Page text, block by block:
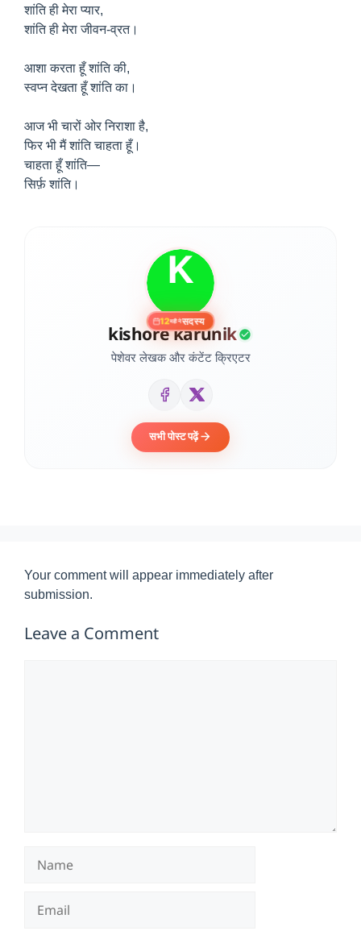
शांति ही मेरा प्यार,
शांति ही मेरा जीवन-व्रत।
आशा करता हूँ शांति की,
स्वप्न देखता हूँ शांति का।
आज भी चारों ओर निराशा है,
फिर भी मैं शांति चाहता हूँ।
चाहता हूँ शांति—
सिर्फ़ शांति।
12महीनेसदस्य
kishore karunik
पेशेवर लेखक और कंटेंट क्रिएटर
सभी पोस्ट पढ़ें
Your comment will appear immediately after
submission.
Leave a Comment